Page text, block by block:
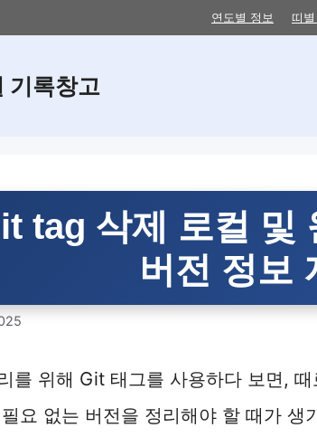
연도별 정보 띠
기록창고
tag 삭제 로컬 및
버전 정보
를 위해 Git 태그를 사용하다 보면,
요 없는 버전을 정리해야 할 때가 생